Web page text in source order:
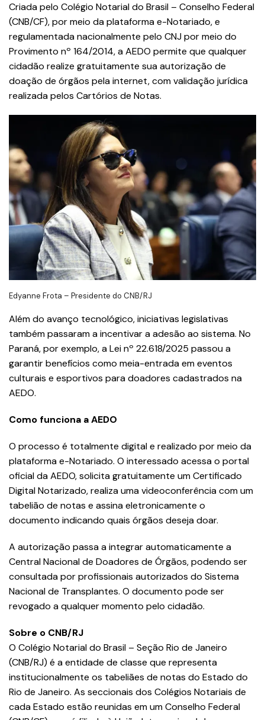
Criada pelo Colégio Notarial do Brasil – Conselho Federal
(CNB/CF), por meio da plataforma e-Notariado, e
regulamentada nacionalmente pelo CNJ por meio do
Provimento nº 164/2014, a AEDO permite que qualquer
cidadão realize gratuitamente sua autorização de
doação de órgãos pela internet, com validação jurídica
realizada pelos Cartórios de Notas.
Edyanne Frota – Presidente do CNB/RJ
Além do avanço tecnológico, iniciativas legislativas
também passaram a incentivar a adesão ao sistema. No
Paraná, por exemplo, a Lei nº 22.618/2025 passou a
garantir benefícios como meia-entrada em eventos
culturais e esportivos para doadores cadastrados na
AEDO.
Como funciona a AEDO
O processo é totalmente digital e realizado por meio da
plataforma e-Notariado. O interessado acessa o portal
oficial da AEDO, solicita gratuitamente um Certificado
Digital Notarizado, realiza uma videoconferência com um
tabelião de notas e assina eletronicamente o
documento indicando quais órgãos deseja doar.
A autorização passa a integrar automaticamente a
Central Nacional de Doadores de Órgãos, podendo ser
consultada por profissionais autorizados do Sistema
Nacional de Transplantes. O documento pode ser
revogado a qualquer momento pelo cidadão.
Sobre o CNB/RJ
O Colégio Notarial do Brasil – Seção Rio de Janeiro
(CNB/RJ) é a entidade de classe que representa
institucionalmente os tabeliães de notas do Estado do
Rio de Janeiro. As seccionais dos Colégios Notariais de
cada Estado estão reunidas em um Conselho Federal